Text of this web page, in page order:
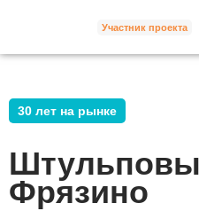
Участник проекта
30 лет на рынке
Фрязино